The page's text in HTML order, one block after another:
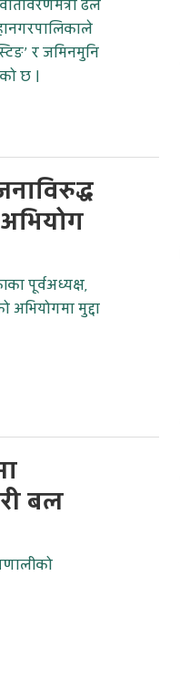
ढल
र जमिनमुनि
छ ।
अभियोग
पूर्वअध्यक्ष,
अभियोगमा मुद्दा
बल